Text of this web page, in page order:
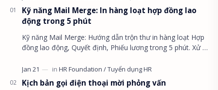
Kỹ năng Mail Merge: In hàng loạt hợp đồng lao
động trong 5 phút
Kỹ năng Mail Merge: Hướng dẫn trộn thư in hàng loạt Hợp
đồng lao động, Quyết định, Phiếu lương trong 5 phút. Xử lý
Kịch bản gọi điện thoại mời phỏng vấn